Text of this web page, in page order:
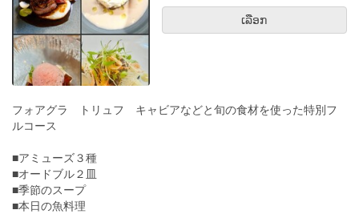
ເລືອກ
フォアグラ トリュフ キャビアなどと旬の食材を使った特別フ
ルコース
■アミューズ３種
■オードブル２皿
■季節のスープ
■本日の魚料理